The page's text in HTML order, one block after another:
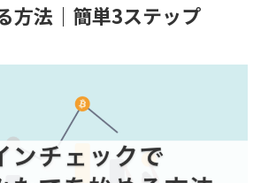
方法｜簡単3ステップ